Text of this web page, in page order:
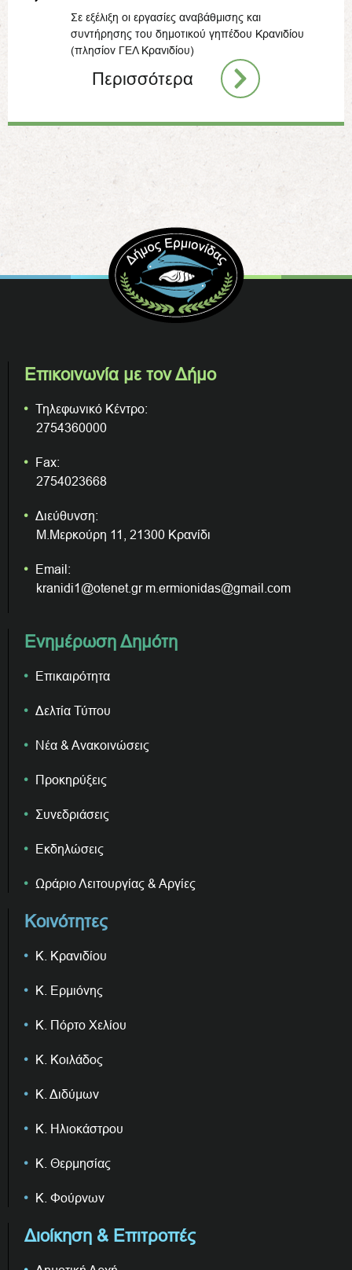
Σε εξέλιξη οι εργασίες αναβάθμισης και
συντήρησης του δημοτικού γηπέδου Κρανιδίου
(πλησίον ΓΕΛ Κρανιδίου)
Περισσότερα
Επικοινωνία με τον Δήμο
Τηλεφωνικό Κέντρο:
2754360000
Fax:
2754023668
Διεύθυνση:
Μ.Μερκούρη 11, 21300 Κρανίδι
Email:
kranidi1@otenet.gr m.ermionidas@gmail.com
Ενημέρωση Δημότη
Επικαιρότητα
Δελτία Τύπου
Νέα & Ανακοινώσεις
Προκηρύξεις
Συνεδριάσεις
Εκδηλώσεις
Ωράριο Λειτουργίας & Αργίες
Κοινότητες
Κ. Κρανιδίου
Κ. Ερμιόνης
Κ. Πόρτο Χελίου
Κ. Κοιλάδος
Κ. Διδύμων
Κ. Ηλιοκάστρου
Κ. Θερμησίας
Κ. Φούρνων
Διοίκηση & Επιτροπές